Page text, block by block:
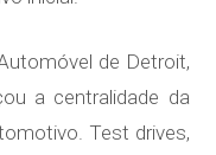
de Detroit,
a centralidade da
Test drives,